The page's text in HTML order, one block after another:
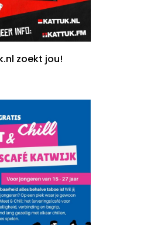
zoekt jou!